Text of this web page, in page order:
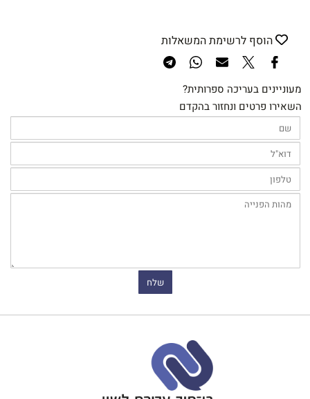
הוסף לרשימת המשאלות
מעוניינים בעריכה ספרותית?
השאירו פרטים ונחזור בהקדם